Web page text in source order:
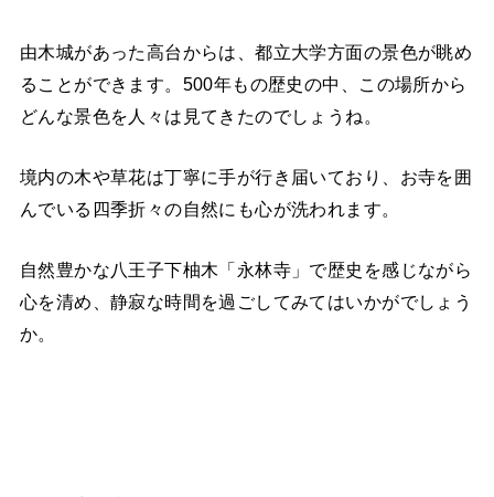
由木城があった高台からは、都立大学方面の景色が眺め
ることができます。500年もの歴史の中、この場所から
どんな景色を人々は見てきたのでしょうね。
境内の木や草花は丁寧に手が行き届いており、お寺を囲
んでいる四季折々の自然にも心が洗われます。
自然豊かな八王子下柚木「永林寺」で歴史を感じながら
心を清め、静寂な時間を過ごしてみてはいかがでしょう
か。